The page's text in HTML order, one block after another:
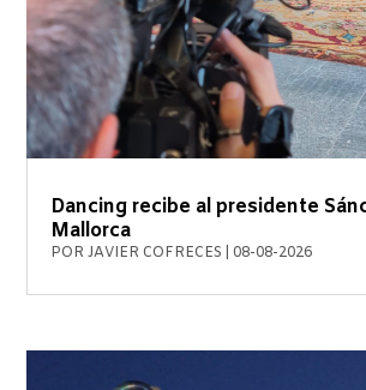
Dancing recibe al presidente
Mallorca
PORJAVIER COFRECES 08-08-2026